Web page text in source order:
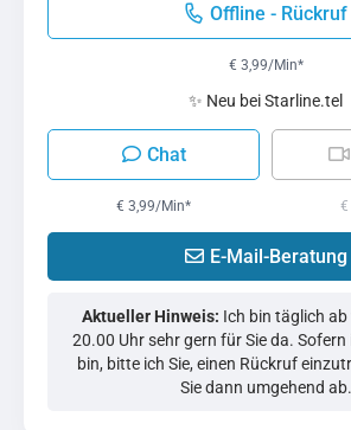
Offline - Rückruf
€ 3,99/Min*
✨ Neu bei Starline.tel
Chat
€ 3,99/Min* €
E-Mail-Beratung
Aktueller Hinweis: Ich bin täglich
20.00 Uhr sehr gern für Sie da.
bin, bitte ich Sie, einen Rückruf
Sie dann umgehend ab.